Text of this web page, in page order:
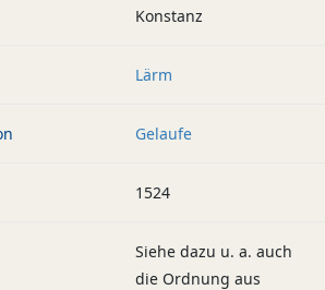
Konstanz
Lärm
Gelaufe
1524
Siehe dazu u. a. auch
die Ordnung aus